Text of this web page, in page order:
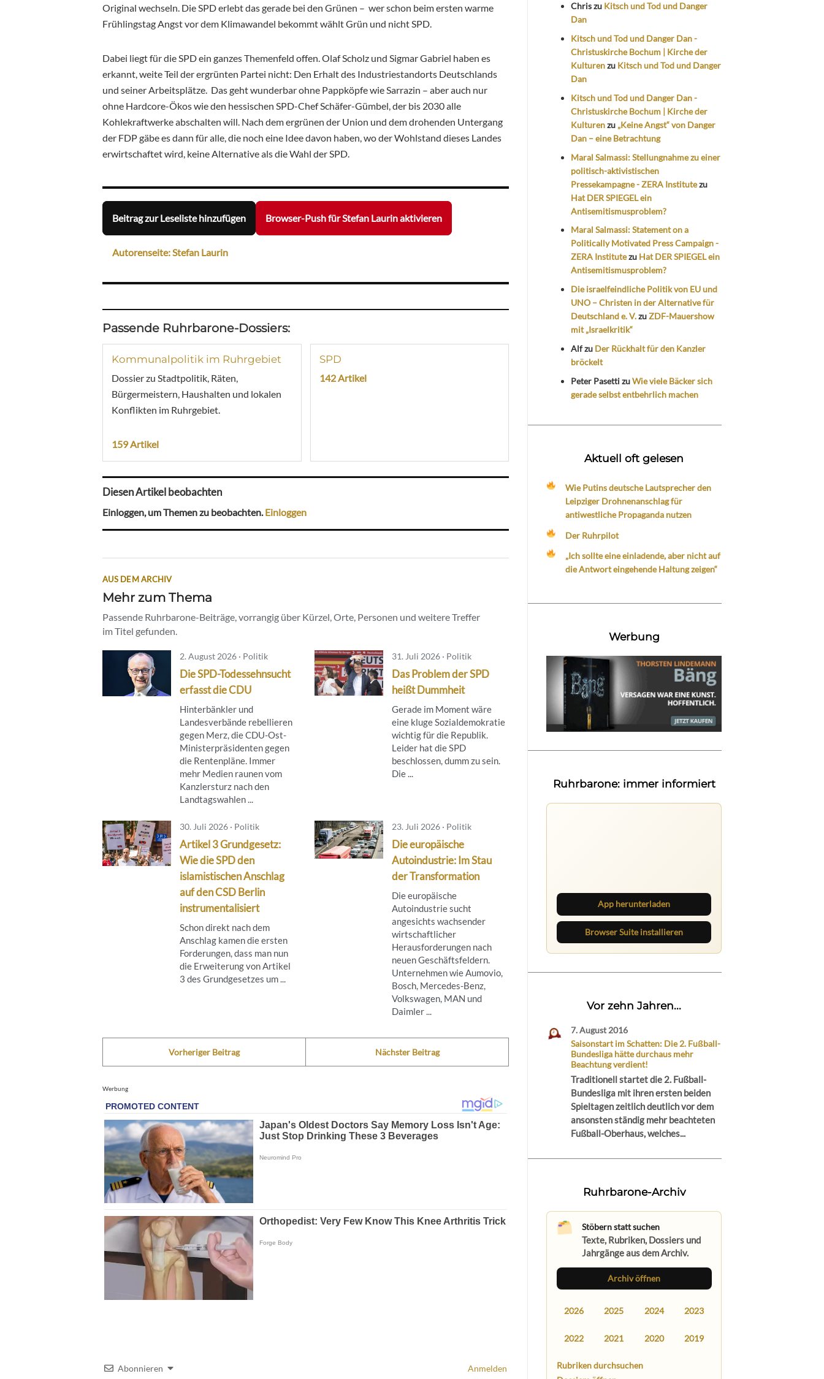
Original wechseln. Die SPD erlebt das gerade bei den Grünen – wer schon beim ersten warme
Frühlingstag Angst vor dem Klimawandel bekommt wählt Grün und nicht SPD.
Dabei liegt für die SPD ein ganzes Themenfeld offen. Olaf Scholz und Sigmar Gabriel haben es
erkannt, weite Teil der ergrünten Partei nicht: Den Erhalt des Industriestandorts Deutschlands
und seiner Arbeitsplätze. Das geht wunderbar ohne Pappköpfe wie Sarrazin – aber auch nur
ohne Hardcore-Ökos wie den hessischen SPD-Chef Schäfer-Gümbel, der bis 2030 alle
Kohlekraftwerke abschalten will. Nach dem ergrünen der Union und dem drohenden Untergang
der FDP gäbe es dann für alle, die noch eine Idee davon haben, wo der Wohlstand dieses Landes
erwirtschaftet wird, keine Alternative als die Wahl der SPD.
Beitrag zur Leseliste hinzufügen Browser-Push für Stefan Laurin aktivieren
Autorenseite: Stefan Laurin
Passende Ruhrbarone-Dossiers:
Kommunalpolitik im Ruhrgebiet
Dossier zu Stadtpolitik, Räten,
Bürgermeistern, Haushalten und lokalen
Konflikten im Ruhrgebiet.
159 Artikel
SPD
142 Artikel
Diesen Artikel beobachten
Einloggen, um Themen zu beobachten.Einloggen
AUS DEM ARCHIV
Mehr zum Thema
Passende Ruhrbarone-Beiträge, vorrangig über Kürzel, Orte, Personen und weitere Treffer
im Titel gefunden.
2. August 2026 · Politik
Die SPD-Todessehnsucht
erfasst die CDU
Hinterbänkler und
Landesverbände rebellieren
gegen Merz, die CDU-Ost-
Ministerpräsidenten gegen
die Rentenpläne. Immer
mehr Medien raunen vom
Kanzlersturz nach den
Landtagswahlen ...
31. Juli 2026 · Politik
Das Problem der SPD
heißt Dummheit
Gerade im Moment wäre
eine kluge Sozialdemokratie
wichtig für die Republik.
Leider hat die SPD
beschlossen, dumm zu sein.
Die ...
30. Juli 2026 · Politik
Artikel 3 Grundgesetz:
Wie die SPD den
islamistischen Anschlag
auf den CSD Berlin
instrumentalisiert
Schon direkt nach dem
Anschlag kamen die ersten
Forderungen, dass man nun
die Erweiterung von Artikel
3 des Grundgesetzes um ...
23. Juli 2026 · Politik
Die europäische
Autoindustrie: Im Stau
der Transformation
Die europäische
Autoindustrie sucht
angesichts wachsender
wirtschaftlicher
Herausforderungen nach
neuen Geschäftsfeldern.
Unternehmen wie Aumovio,
Bosch, Mercedes-Benz,
Volkswagen, MAN und
Daimler ...
Vorheriger Beitrag Nächster Beitrag
Werbung
Abonnieren Anmelden
Chriszu Kitsch und Tod und Danger
Dan
Kitsch und Tod und Danger Dan -
Christuskirche Bochum | Kirche der
Kulturenzu Kitsch und Tod und Danger
Dan
Kitsch und Tod und Danger Dan -
Christuskirche Bochum | Kirche der
Kulturenzu „Keine Angst“ von Danger
Dan – eine Betrachtung
Maral Salmassi: Stellungnahme zu einer
politisch-aktivistischen
Pressekampagne - ZERA Institutezu
Hat DER SPIEGEL ein
Antisemitismusproblem?
Maral Salmassi: Statement on a
Politically Motivated Press Campaign -
ZERA Institutezu Hat DER SPIEGEL ein
Antisemitismusproblem?
Die israelfeindliche Politik von EU und
UNO – Christen in der Alternative für
Deutschland e. V.zuZDF-Mauershow
mit „Israelkritik“
Alfzu Der Rückhalt für den Kanzler
bröckelt
Peter PasettizuWie viele Bäcker sich
gerade selbst entbehrlich machen
Aktuell oft gelesen
Wie Putins deutsche Lautsprecher den
Leipziger Drohnenanschlag für
antiwestliche Propaganda nutzen
Der Ruhrpilot
„Ich sollte eine einladende, aber nicht auf
die Antwort eingehende Haltung zeigen“
Werbung
Ruhrbarone: immer informiert
App herunterladen
Browser Suite installieren
Vor zehn Jahren...
7. August 2016
Saisonstart im Schatten: Die 2. Fußball-
Bundesliga hätte durchaus mehr
Beachtung verdient!
Traditionell startet die 2. Fußball-
Bundesliga mit ihren ersten beiden
Spieltagen zeitlich deutlich vor dem
ansonsten ständig mehr beachteten
Fußball-Oberhaus, welches...
Ruhrbarone-Archiv
Stöbern statt suchen
Texte, Rubriken, Dossiers und
Jahrgänge aus dem Archiv.
Archiv öffnen
2026 2025 2024 2023
2022 2021 2020 2019
Rubriken durchsuchen